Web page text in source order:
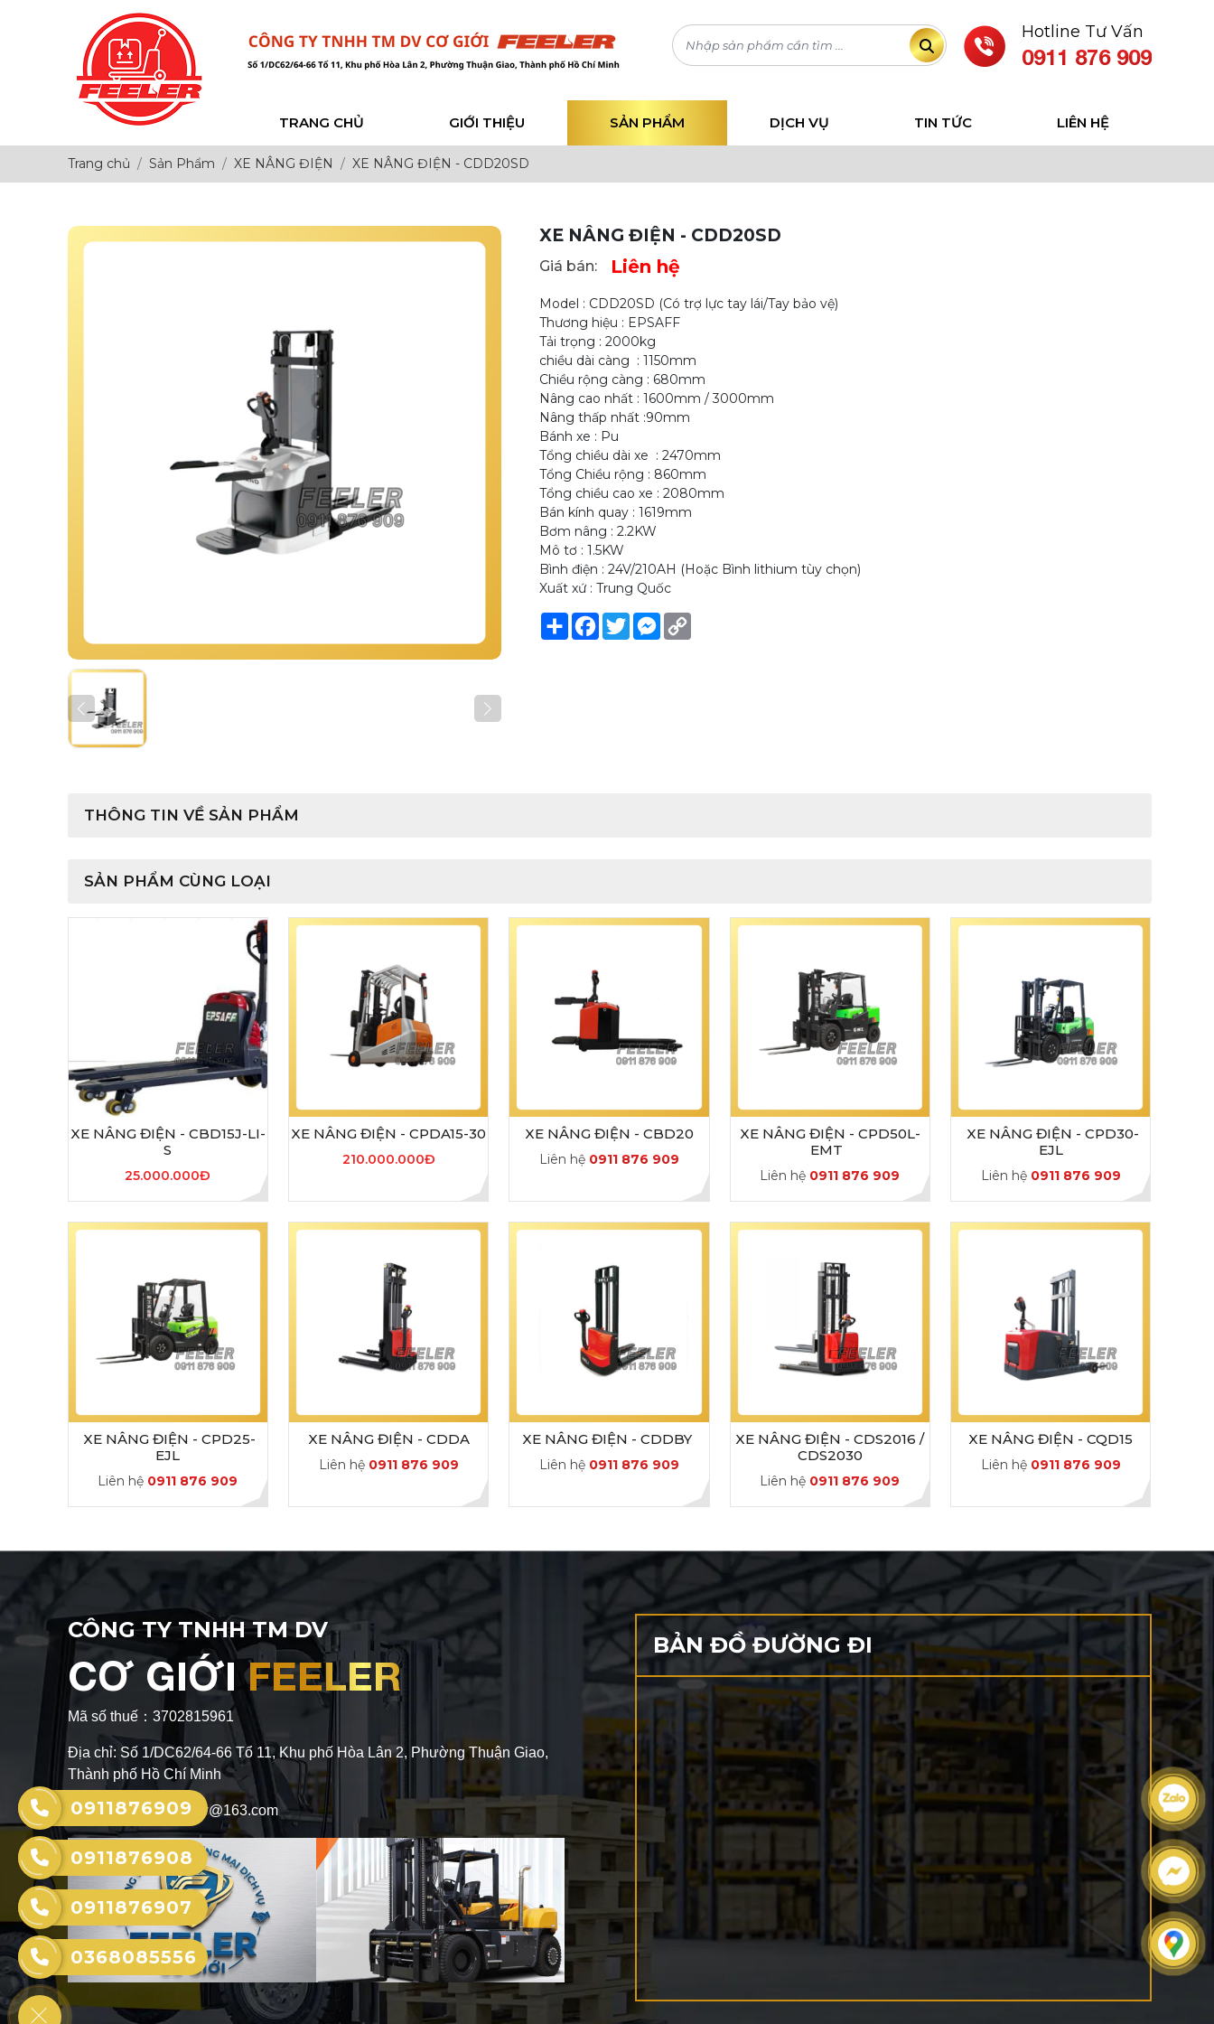
Hotline Tư Vấn
0911 876 909
TRANG CHỦ GIỚI THIỆU SẢN PHẨM DỊCH VỤ TIN TỨC LIÊN HỆ
Trang chủ Sản Phẩm XE NÂNG ĐIỆN XE NÂNG ĐIỆN - CDD20SD
XE NÂNG ĐIỆN - CDD20SD
Giá bán: Liên hệ
Model : CDD20SD (Có trợ lực tay lái/Tay bảo vệ)
Thương hiệu : EPSAFF
Tải trọng : 2000kg
chiều dài càng : 1150mm
Chiều rộng càng : 680mm
Nâng cao nhất : 1600mm / 3000mm
Nâng thấp nhất :90mm
Bánh xe : Pu
Tổng chiều dài xe : 2470mm
Tổng Chiều rộng : 860mm
Tổng chiều cao xe : 2080mm
Bán kính quay : 1619mm
Bơm nâng : 2.2KW
Mô tơ : 1.5KW
Bình điện : 24V/210AH (Hoặc Bình lithium tùy chọn)
Xuất xứ : Trung Quốc
ShareFacebook
TwitterMessenger
Copy
Link
THÔNG TIN VỀ SẢN PHẨM
SẢN PHẨM CÙNG LOẠI
XE NÂNG ĐIỆN - CBD15J-LI-
S
25.000.000Đ
XE NÂNG ĐIỆN - CPDA15-30
210.000.000Đ
XE NÂNG ĐIỆN - CBD20
Liên hệ 0911 876 909
XE NÂNG ĐIỆN - CPD50L-
EMT
Liên hệ 0911 876 909
XE NÂNG ĐIỆN - CPD30-
EJL
Liên hệ 0911 876 909
XE NÂNG ĐIỆN - CPD25-
EJL
Liên hệ 0911 876 909
XE NÂNG ĐIỆN - CDDA
Liên hệ 0911 876 909
XE NÂNG ĐIỆN - CDDBY
Liên hệ 0911 876 909
XE NÂNG ĐIỆN - CDS2016 /
CDS2030
Liên hệ 0911 876 909
XE NÂNG ĐIỆN - CQD15
Liên hệ 0911 876 909
CÔNG TY TNHH TM DV
CƠ GIỚIFEELER
Mã số thuế：3702815961
Địa chỉ: Số 1/DC62/64-66 Tổ 11, Khu phố Hòa Lân 2, Phường Thuận Giao,
Thành phố Hồ Chí Minh
Email: feelerforklift_tw@163.com
BẢN ĐỒ ĐƯỜNG ĐI
0911876909
0911876908
0911876907
0368085556